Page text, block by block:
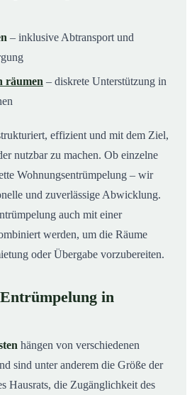
– inklusive Abtransport und
räumen – diskrete Unterstützung in
effizient und mit dem Ziel,
nutzbar zu machen. Ob einzelne
Wohnungsentrümpelung – wir
und zuverlässige Abwicklung.
auch mit einer
werden, um die Räume
oder Übergabe vorzubereiten.
in
hängen von verschiedenen
sind unter anderem die Größe der
Hausrats, die Zugänglichkeit des